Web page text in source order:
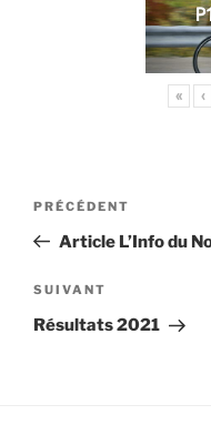
« ‹
Navigation
l’article
Article
précédent
PRÉCÉDENT
Article L’Info du
Article
suivant
SUIVANT
Résultats 2021